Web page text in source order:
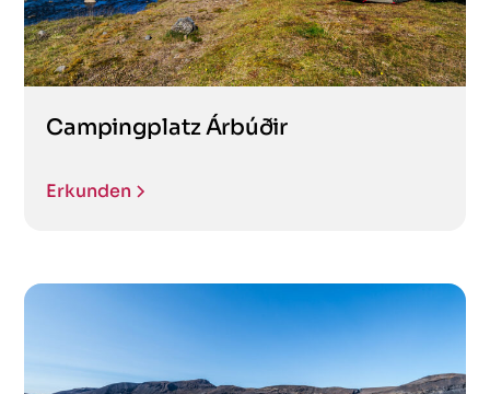
Campingplatz Árbúðir
Erkunden